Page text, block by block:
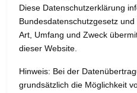
Diese Datenschutzerklärung
Bundesdatenschutzgesetz
Art, Umfang und Zweck
dieser Website.
Hinweis: Bei der
grundsätzlich die Möglichkeit